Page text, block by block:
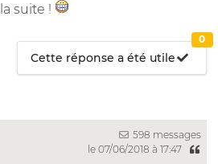
suite !
Cette réponse a été utile
0
598 messages
le 07/06/2018 à 17:47